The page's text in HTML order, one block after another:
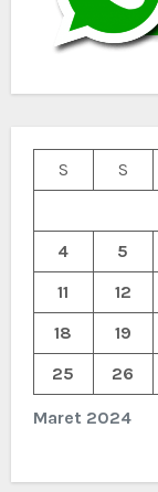
Maret 2024
S S
4
5
11
12
18
19
25
26